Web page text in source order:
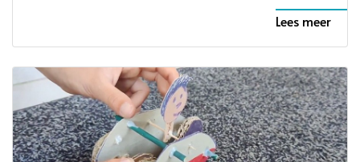
Lees meer